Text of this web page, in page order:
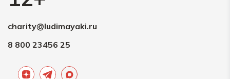
1000 ₽
charity@ludimayaki.ru
8 800 23456 25